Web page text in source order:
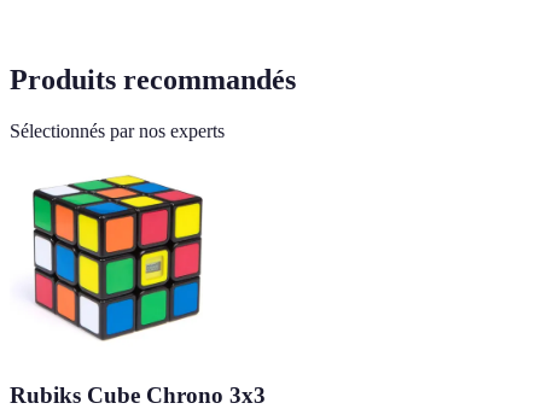
Produits recommandés
Sélectionnés par nos experts
Rubiks Cube Chrono 3x3